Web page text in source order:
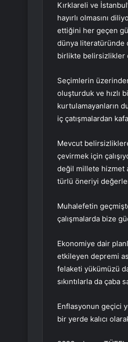
Kırklareli ve
hayırlı olmasını
ettiğini her geçen
dünya literatüründe
birlikte belirsizlikler
Seçimlerin
oluşturduk ve hızlı
kurtulamayanların
iç çatışmalardan
Mevcut
çevirmek için
değil millete hizmet
türlü öneriyi
Muhalefetin
çalışmalarda bize
Ekonomiye dair
etkileyen depremi
felaketi yükümüzü
sıkıntılarla da çaba
Enflasyonun geçici
bir yerde kalıcı